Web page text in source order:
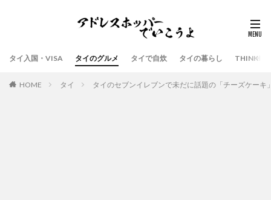
タイ入国・VISA タイのグルメ タイで自炊 タイの暮らし THINK
HOME タイ タイのセブンイレブンで未だに話題の「チーズケーキ